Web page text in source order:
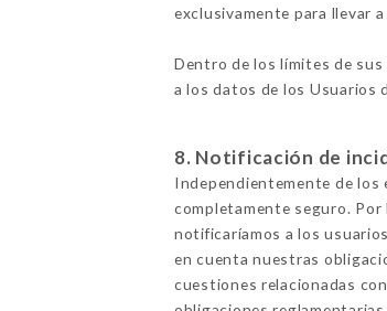
exclusivamente para llevar
Dentro de los límites de
a los datos de los Usuarios
8. Notificación de
Independientemente de
completamente seguro.
notificaríamos a los
en cuenta nuestras
cuestiones relacionadas